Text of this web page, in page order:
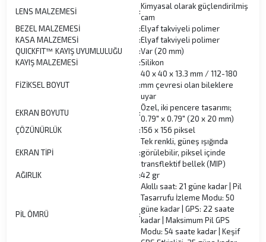
LENS MALZEMESİ :
Kimyasal olarak güçlendirilmiş
cam
BEZEL MALZEMESİ
:Elyaf takviyeli polimer
KASA MALZEMESİ
:Elyaf takviyeli polimer
QUICKFIT™ KAYIŞ UYUMLULUĞU
:Var (20 mm)
KAYIŞ MALZEMESİ
:Silikon
FİZİKSEL BOYUT :
40 x 40 x 13.3 mm / 112-180
mm çevresi olan bileklere
uyar
EKRAN BOYUTU
:
Özel, iki pencere tasarımı;
0.79″ x 0.79″ (20 x 20 mm)
ÇÖZÜNÜRLÜK
:156 x 156 piksel
EKRAN TİPİ :
Tek renkli, güneş ışığında
görülebilir, piksel içinde
transflektif bellek (MIP)
AĞIRLIK
:42 gr
PİL ÖMRÜ :
Akıllı saat: 21 güne kadar | Pil
Tasarrufu İzleme Modu: 50
güne kadar | GPS: 22 saate
kadar | Maksimum Pil GPS
Modu: 54 saate kadar | Keşif